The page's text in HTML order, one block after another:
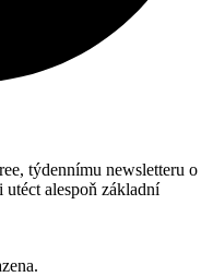
týdennímu newsletteru o
utéct alespoň základní